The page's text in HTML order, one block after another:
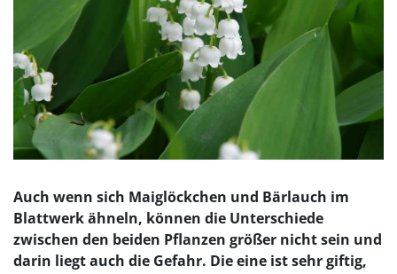
Auch wenn sich Maiglöckchen und Bärlauch im
Blattwerk ähneln, können die Unterschiede
zwischen den beiden Pflanzen größer nicht sein und
darin liegt auch die Gefahr. Die eine ist sehr giftig,